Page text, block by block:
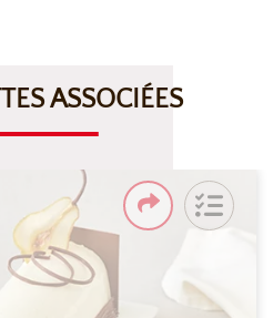
ASSOCIÉES